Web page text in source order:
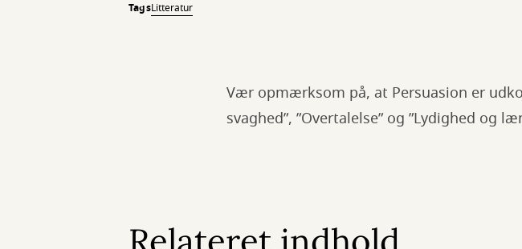
TagsLitteratur
Vær opmærksom på, at Persuasion er
svaghed”, ”Overtalelse” og ”Lydighed og